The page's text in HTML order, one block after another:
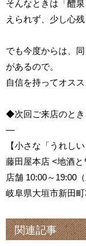
そんなときは「醴
えられず、少し心
でも今度からは、
があるので。
自信を持ってオス
◆次回ご来店のとき
—
【小さな「うれし
藤田屋本店 <地酒
店舗 10:00～19:00
岐阜県大垣市新田
関連記事